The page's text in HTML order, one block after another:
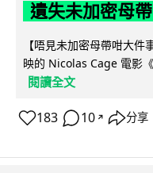
遺失未加密母
【唔見未加密母帶咁大
映的 Nicolas Cage 電影
閱讀全文
183 10 ↗ 分享